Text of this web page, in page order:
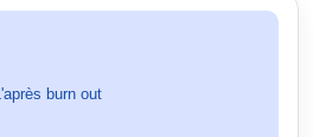
burn out